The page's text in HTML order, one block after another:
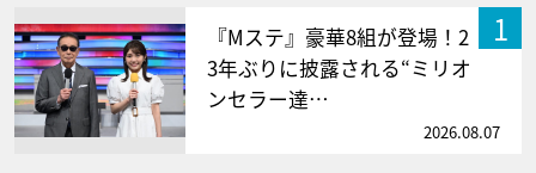
1
『Mステ』豪華8組が登場！2
3年ぶりに披露される“ミリオ
ンセラー達…
2026.08.07